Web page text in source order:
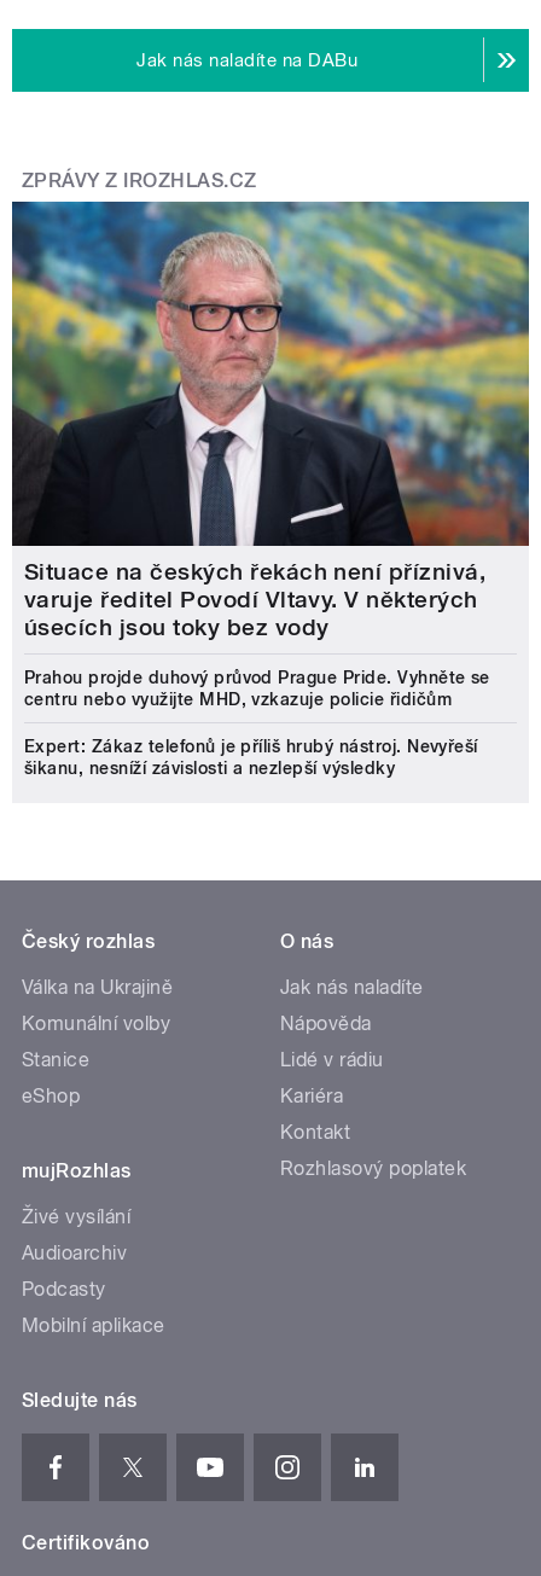
Jak nás naladíte na DABu
ZPRÁVY Z IROZHLAS.CZ
Situace na českých řekách není příznivá,
varuje ředitel Povodí Vltavy. V některých
úsecích jsou toky bez vody
Prahou projde duhový průvod Prague Pride. Vyhněte se
centru nebo využijte MHD, vzkazuje policie řidičům
Expert: Zákaz telefonů je příliš hrubý nástroj. Nevyřeší
šikanu, nesníží závislosti a nezlepší výsledky
Český rozhlas
Válka na Ukrajině
Komunální volby
Stanice
eShop
mujRozhlas
Živé vysílání
Audioarchiv
Podcasty
Mobilní aplikace
O nás
Jak nás naladíte
Nápověda
Lidé v rádiu
Kariéra
Kontakt
Rozhlasový poplatek
Sledujte nás
Certifikováno